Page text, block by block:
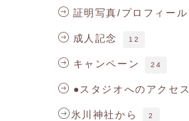
証明写真/プロフィール
成人記念 12
キャンペーン 24
●スタジオへのアクセス
氷川神社から 2